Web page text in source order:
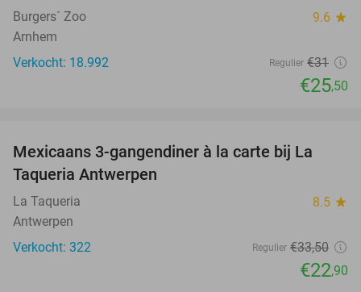
Burgers´ Zoo 9.6 star
Arnhem
Verkocht: 18.992
Regulier €31
€25,50
32%
Mexicaans 3-gangendiner à la carte bij La
Taqueria Antwerpen
La Taqueria 8.5 star
Antwerpen
Verkocht: 322
Regulier €33,50
€22,90